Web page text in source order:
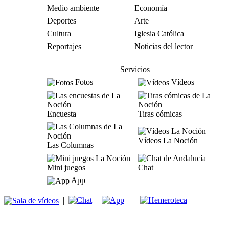
Medio ambiente
Economía
Deportes
Arte
Cultura
Iglesia Católica
Reportajes
Noticias del lector
Servicios
Fotos
Vídeos
Encuesta Tiras cómicas
Las Columnas
Vídeos La Noción
Mini juegos
Chat
App
| | |